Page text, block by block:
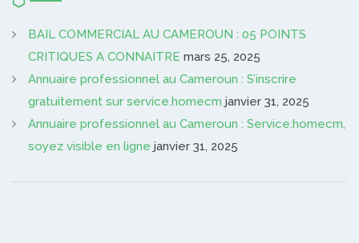
BAIL COMMERCIAL AU CAMEROUN : 05 POINTS
CRITIQUES A CONNAITRE mars 25, 2025
Annuaire professionnel au Cameroun : S’inscrire
gratuitement sur service.homecm janvier 31, 2025
Annuaire professionnel au Cameroun : Service.homecm,
soyez visible en ligne janvier 31, 2025